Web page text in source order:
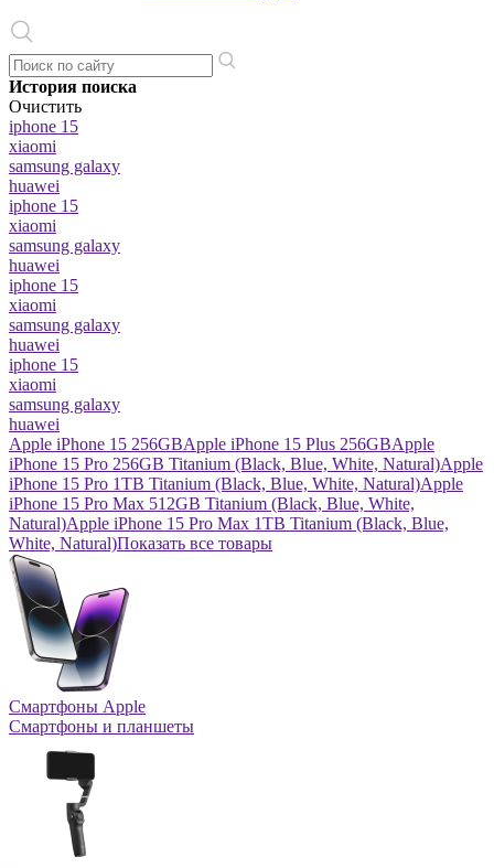
История поиска
Очистить
iphone 15
xiaomi
samsung galaxy
huawei
iphone 15
xiaomi
samsung galaxy
huawei
iphone 15
xiaomi
samsung galaxy
huawei
iphone 15
xiaomi
samsung galaxy
huawei
Apple iPhone 15 256GBApple iPhone 15 Plus 256GBApple
iPhone 15 Pro 256GB Titanium (Black, Blue, White, Natural)Apple
iPhone 15 Pro 1TB Titanium (Black, Blue, White, Natural)Apple
iPhone 15 Pro Max 512GB Titanium (Black, Blue, White,
Natural)Apple iPhone 15 Pro Max 1TB Titanium (Black, Blue,
White, Natural)Показать все товары
Смартфоны Apple
Смартфоны и планшеты